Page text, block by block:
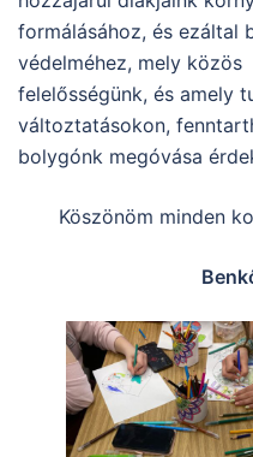
formálásához, és ezáltal
védelméhez, mely közös
felelősségünk, és amely
változtatásokon,
bolygónk megóvása
Köszönöm minden